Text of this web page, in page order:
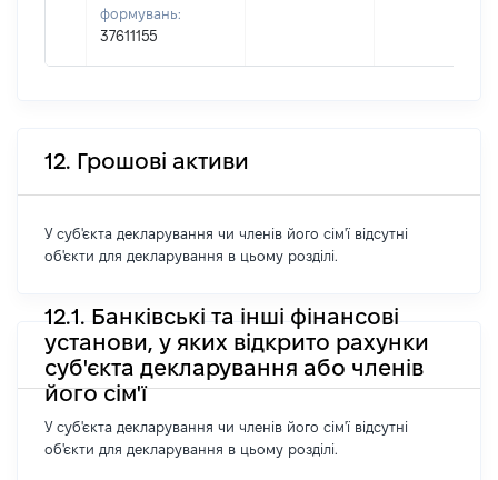
формувань:
37611155
12. Грошові активи
У суб'єкта декларування чи членів його сім'ї відсутні
об'єкти для декларування в цьому розділі.
12.1. Банківські та інші фінансові
установи, у яких відкрито рахунки
суб'єкта декларування або членів
його сім'ї
У суб'єкта декларування чи членів його сім'ї відсутні
об'єкти для декларування в цьому розділі.